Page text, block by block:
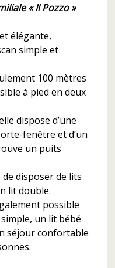
« Il Pozzo »
élégante,
simple et
100 mètres
à pied en deux
dispose d’une
fenêtre et d’un
un puits
disposer de lits
lit double.
possible
un lit bébé
séjour confortable